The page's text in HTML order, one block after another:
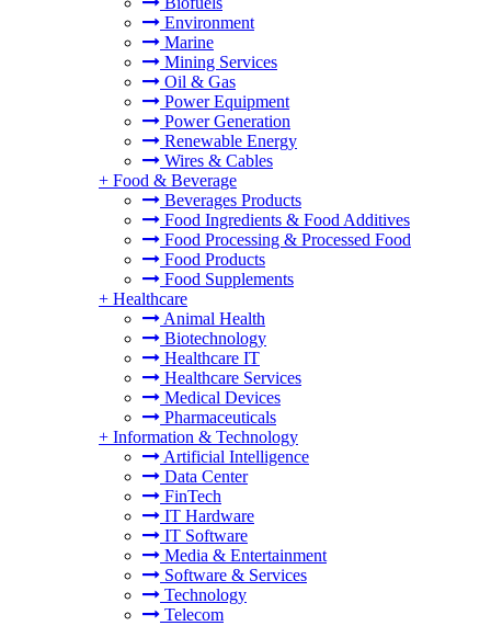
Environment
Marine
Mining Services
Oil & Gas
Power Equipment
Power Generation
Renewable Energy
Wires & Cables
+ Food & Beverage
Beverages Products
Food Ingredients & Food Additives
Food Processing & Processed Food
Food Products
Food Supplements
+ Healthcare
Animal Health
Biotechnology
Healthcare IT
Healthcare Services
Medical Devices
Pharmaceuticals
+ Information & Technology
Artificial Intelligence
Data Center
FinTech
IT Hardware
IT Software
Media & Entertainment
Software & Services
Technology
Telecom